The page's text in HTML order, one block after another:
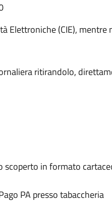
Elettroniche (CIE), mentre
ritirandolo,
scoperto in formato
PA presso tabaccheria